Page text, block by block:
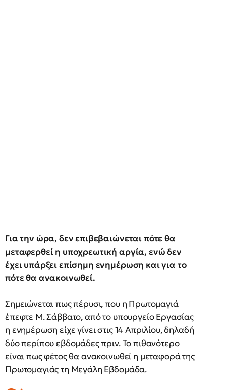
Για την ώρα, δεν επιβεβαιώνεται πότε θα
μεταφερθεί η υποχρεωτική αργία, ενώ δεν
έχει υπάρξει επίσημη ενημέρωση και για το
πότε θα ανακοινωθεί.
Σημειώνεται πως πέρυσι, που η Πρωτομαγιά
έπεφτε Μ. Σάββατο, από το υπουργείο Εργασίας
η ενημέρωση είχε γίνει στις 14 Απριλίου, δηλαδή
δύο περίπου εβδομάδες πριν. Το πιθανότερο
είναι πως φέτος θα ανακοινωθεί η μεταφορά της
Πρωτομαγιάς τη Μεγάλη Εβδομάδα.